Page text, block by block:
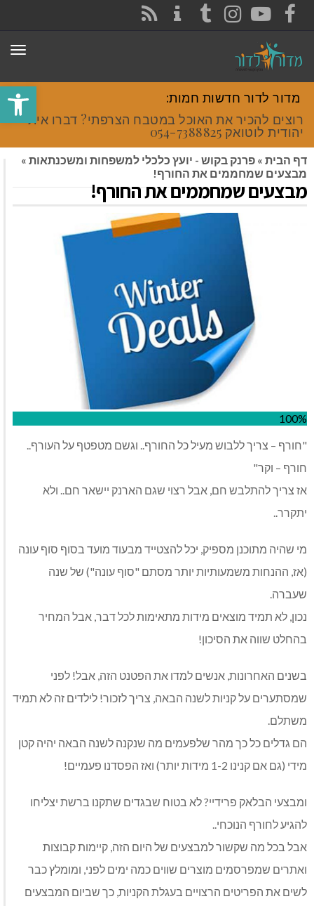
פתח
FACEBOOK
YOUTUBE
INSTAGRAM
TUMBLR
מדור לדור חדשות חמות:
רוצים להכיר את האוכל במטבח הצרפתי? דברו איתי
יהודית לוטואק 054-7388825.
דף הבית » פרנק בקוש - יועץ כלכלי למשפחות ומשכנתאות »
מבצעים שמחממים את החורף!
מבצעים שמחממים את החורף!
100%
"חורף – צריך ללבוש מעיל כל החורף.. וגשם מטפטף על העורף..
חורף – וקר"
אז צריך להתלבש חם, אבל רצוי שגם הארנק יישאר חם.. ולא
יתקרר..
מי שהיה מתוכנן מספיק, יכל להצטייד מבעוד מועד בסוף סוף עונה
(אז, ההנחות משמעותיות יותר מסתם "סוף עונה") של שנה
שעברה.
נכון, לא תמיד מוצאים מידות מתאימות לכל דבר, אבל המחיר
בהחלט שווה את הסיכון!
בשנים האחרונות, אנשים למדו את הפטנט הזה, אבל! לפני
שמסתערים על קניות לשנה הבאה, צריך לזכור! לילדים זה לא תמיד
משתלם.
הם גדלים כל כך מהר שלפעמים מה שנקנה לשנה הבאה יהיה קטן
מידי (גם אם קנינו 1-2 מידות יותר) ואז הפסדנו פעמיים!
ומבצעי הבלאק פרידיי? לא בטוח שבגדים שתקנו ברשת יצליחו
להגיע לחורף הנוכחי..
אבל בכל מה שקשור למבצעים של היום הזה, קיימות קבוצות
ואתרים שמפרסמים מוצרים שווים כמה ימים לפני, ומומלץ כבר
לשים את הפריטים הרצויים בעגלת הקניות, כך שביום המבצעים